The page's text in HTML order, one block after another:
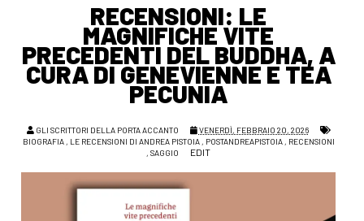
RECENSIONI: LE
MAGNIFICHE VITE
PRECEDENTI DEL BUDDHA, A
CURA DI GENEVIENNE E TEA
PECUNIA
GLI SCRITTORI DELLA PORTA ACCANTO
VENERDÌ, FEBBRAIO 20, 2026
BIOGRAFIA, LE RECENSIONI DI ANDREA PISTOIA, POSTANDREAPISTOIA, RECENSIONI
,SAGGIO EDIT